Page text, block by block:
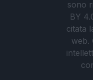
sono
BY
citata
web.